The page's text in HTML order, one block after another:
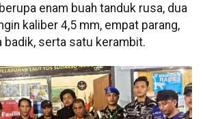
enam buah tanduk rusa, dua
kaliber 4,5 mm, empat parang,
badik, serta satu kerambit.